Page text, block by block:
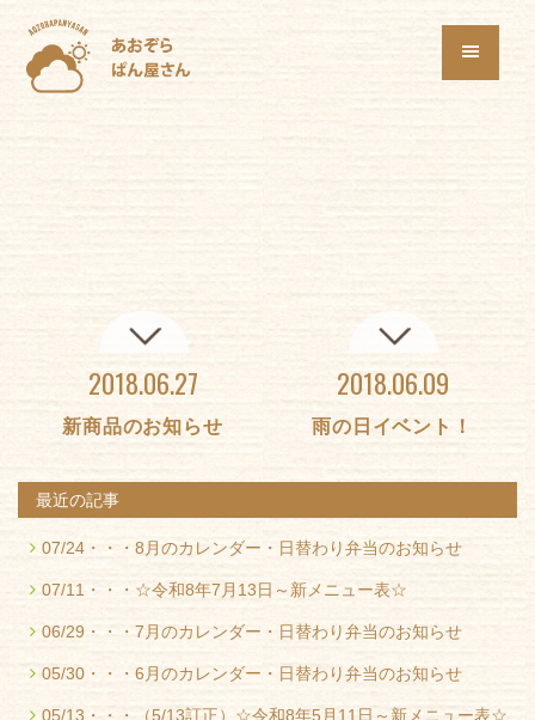
2018.06.27
新商品のお知らせ
2018.06.09
雨の日イベント！
最近の記事
07/24・・・ 8月のカレンダー・日替わり弁当のお知らせ
07/11・・・ ☆令和8年7月13日～新メニュー表☆
06/29・・・ 7月のカレンダー・日替わり弁当のお知らせ
05/30・・・ 6月のカレンダー・日替わり弁当のお知らせ
05/13・・・ （5/13訂正）☆令和8年5月11日～新メニュー表☆